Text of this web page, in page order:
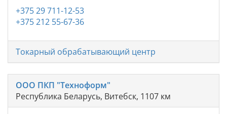
+375 29 711-12-53
+375 212 55-67-36
Токарный обрабатывающий центр
ООО ПКП "Техноформ"
Республика Беларусь, Витебск, 1107 км